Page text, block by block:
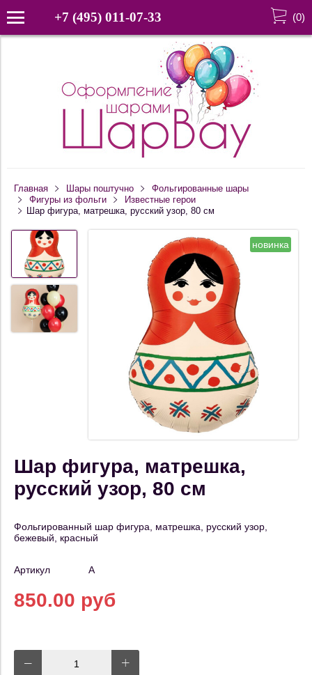
+7 (495) 011-07-33 (0)
Главная Шары поштучно
Фольгированные шары
Фигуры из фольги
Известные герои
Шар фигура, матрешка, русский узор, 80 см
новинка
Шар фигура, матрешка,
русский узор, 80 см
Фольгированный шар фигура, матрешка, русский узор,
бежевый, красный
Артикул А
850.00 руб